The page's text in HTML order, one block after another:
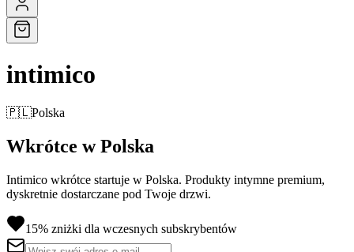
intimico
🇵🇱Polska
Wkrótce w Polska
Intimico wkrótce startuje w Polska. Produkty intymne premium,
dyskretnie dostarczane pod Twoje drzwi.
15% zniżki dla wczesnych subskrybentów